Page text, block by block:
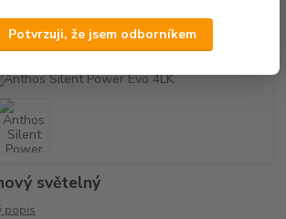
Potvrzuji, že jsem odborníkem
světelný
popis